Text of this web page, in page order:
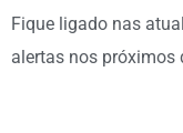
Fique ligado nas
alertas nos próximos